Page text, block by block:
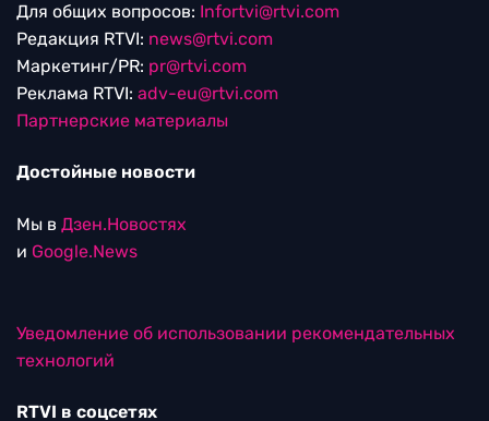
Для общих вопросов: Infortvi@rtvi.com
Редакция RTVI: news@rtvi.com
Маркетинг/PR: pr@rtvi.com
Реклама RTVI: adv-eu@rtvi.com
Партнерские материалы
Достойные новости
Мы в Дзен.Новостях
и Google.News
Уведомление об использовании рекомендательных
технологий
RTVI в соцсетях